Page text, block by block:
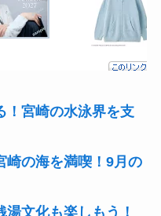
！宮崎の水泳界を支
崎の海を満喫！9月の
文化も楽しもう！